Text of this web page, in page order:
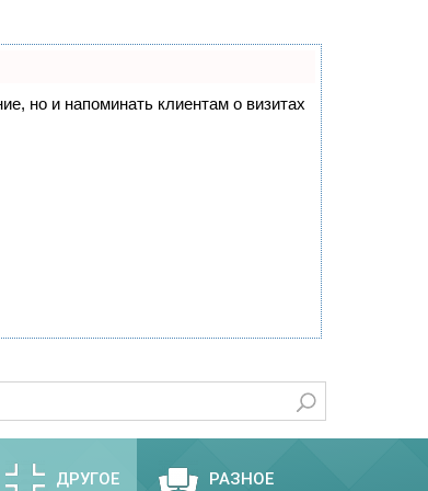
но и напоминать клиентам о визитах
ДРУГОЕ РАЗНОЕ